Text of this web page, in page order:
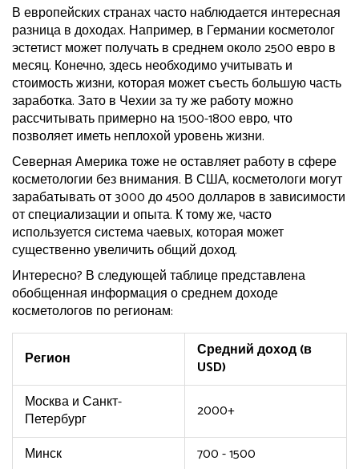
В европейских странах часто наблюдается интересная
разница в доходах. Например, в Германии косметолог
эстетист может получать в среднем около 2500 евро в
месяц. Конечно, здесь необходимо учитывать и
стоимость жизни, которая может съесть большую часть
заработка. Зато в Чехии за ту же работу можно
рассчитывать примерно на 1500-1800 евро, что
позволяет иметь неплохой уровень жизни.
Северная Америка тоже не оставляет работу в сфере
косметологии без внимания. В США, косметологи могут
зарабатывать от 3000 до 4500 долларов в зависимости
от специализации и опыта. К тому же, часто
используется система чаевых, которая может
существенно увеличить общий доход.
Интересно? В следующей таблице представлена
обобщенная информация о среднем доходе
косметологов по регионам:
Регион
Средний доход (в
USD)
Москва и Санкт-
Петербург
2000+
Минск
700 - 1500